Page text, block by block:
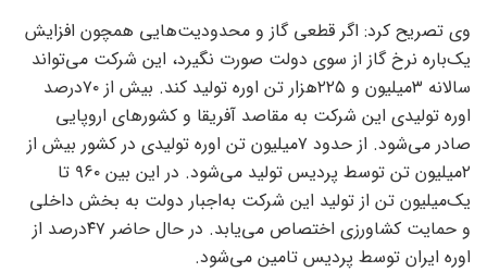
وی تصریح کرد: اگر قطعی گاز و محدودیت‌هایی همچون افزایش
یک‌باره نرخ گاز از سوی دولت صورت نگیرد، این شرکت می‌‌‌تواند
سالانه ۳میلیون و ۲۲۵هزار تن اوره تولید کند. بیش از ۷۰درصد
اوره تولیدی این شرکت به مقاصد آفریقا و کشورهای اروپایی
صادر می‌شود. از حدود ۷میلیون تن اوره تولیدی در کشور بیش از
۲میلیون تن توسط پردیس تولید می‌شود. در این بین ۹۶۰ تا
یک‌میلیون تن از تولید این شرکت به‌اجبار دولت به بخش داخلی
و حمایت کشاورزی اختصاص می‌‌‌یابد. در حال حاضر ۴۷درصد از
اوره ایران توسط پردیس تامین می‌شود.